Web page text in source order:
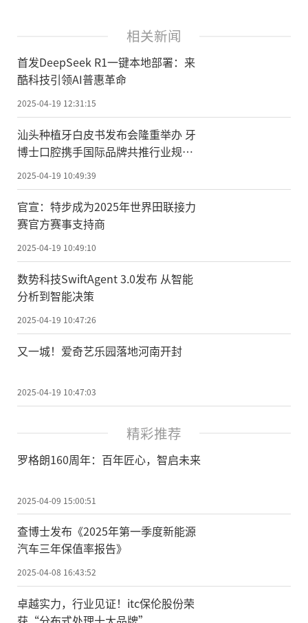
相关新闻
首发DeepSeek R1一键本地部署：来
酷科技引领AI普惠革命
2025-04-19 12:31:15
汕头种植牙白皮书发布会隆重举办 牙
博士口腔携手国际品牌共推行业规范
化
2025-04-19 10:49:39
官宣：特步成为2025年世界田联接力
赛官方赛事支持商
2025-04-19 10:49:10
数势科技SwiftAgent 3.0发布 从智能
分析到智能决策
2025-04-19 10:47:26
又一城！爱奇艺乐园落地河南开封
2025-04-19 10:47:03
精彩推荐
罗格朗160周年：百年匠心，智启未来
2025-04-09 15:00:51
查博士发布《2025年第一季度新能源
汽车三年保值率报告》
2025-04-08 16:43:52
卓越实力，行业见证！itc保伦股份荣